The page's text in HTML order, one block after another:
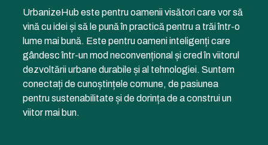
UrbanizeHub este pentru oamenii visători care vor să
vină cu idei și să le pună în practică pentru a trăi într-o
lume mai bună. Este pentru oameni inteligenți care
gândesc într-un mod neconvențional și cred în viitorul
dezvoltării urbane durabile și al tehnologiei. Suntem
conectați de cunoștințele comune, de pasiunea
pentru sustenabilitate și de dorința de a construi un
viitor mai bun.